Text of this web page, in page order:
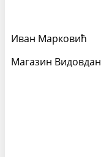
Иван Марковић
Магазин Видовдан